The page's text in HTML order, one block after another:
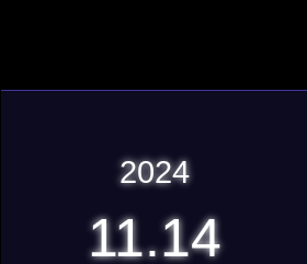
2024
11.14